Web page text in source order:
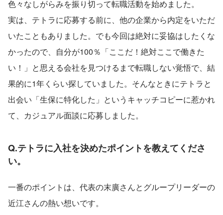
色々なしがらみを振り切って転職活動を始めました。
実は、テトラに応募する前に、他の企業から内定をいただ
いたこともありました。でも今回は絶対に妥協はしたくな
かったので、自分が100％「ここだ！絶対ここで働きた
い！」と思える会社を見つけるまで転職しない覚悟で、結
果的に1年くらい探していました。そんなときにテトラと
出会い「生保に特化した」というキャッチコピーに惹かれ
て、カジュアル面談に応募しました。
Q.テトラに入社を決めたポイントを教えてくださ
い。
一番のポイントは、代表の末廣さんとグループリーダーの
近江さんの熱い想いです。